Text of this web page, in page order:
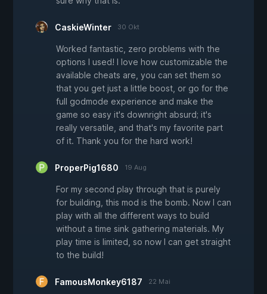
CaskieWinter 30 Okt
Worked fantastic, zero problems with the
options I used! I love how customizable the
available cheats are, you can set them so
that you get just a little boost, or go for the
full godmode experience and make the
game so easy it's downright absurd; it's
really versatile, and that's my favorite part
of it. Thank you for the hard work!
ProperPig1680 19 Aug
For my second play through that is purely
for building, this mod is the bomb. Now I can
play with all the different ways to build
without a time sink gathering materials. My
play time is limited, so now I can get straight
to the build!
FamousMonkey6187 22 Mai